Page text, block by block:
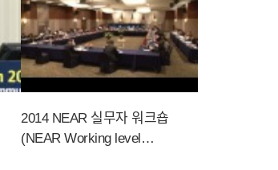
2014 NEAR 실무자 워크숍
(NEAR Working level